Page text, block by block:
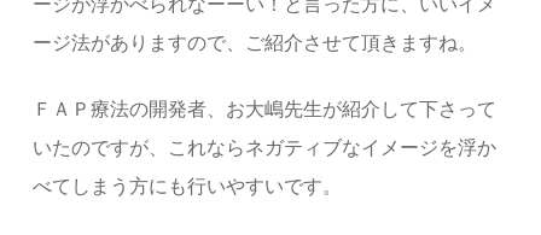
ージが浮かべられなーーい！と言った方に、いいイメ
ージ法がありますので、ご紹介させて頂きますね。
ＦＡＰ療法の開発者、お大嶋先生が紹介して下さって
いたのですが、これならネガティブなイメージを浮か
べてしまう方にも行いやすいです。